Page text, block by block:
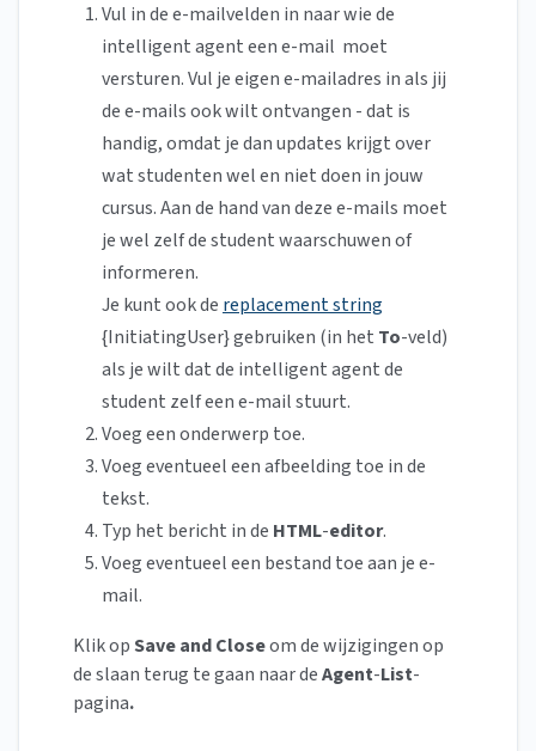
Vul in de e-mailvelden in naar wie de
intelligent agent een e-mail moet
versturen. Vul je eigen e-mailadres in als jij
de e-mails ook wilt ontvangen - dat is
handig, omdat je dan updates krijgt over
wat studenten wel en niet doen in jouw
cursus. Aan de hand van deze e-mails moet
je wel zelf de student waarschuwen of
informeren.
Je kunt ook de replacement string
{InitiatingUser} gebruiken (in het To-veld)
als je wilt dat de intelligent agent de
student zelf een e-mail stuurt.
Voeg een onderwerp toe.
Voeg eventueel een afbeelding toe in de
tekst.
Typ het bericht in de HTML-editor.
Voeg eventueel een bestand toe aan je e-
mail.
Klik opSave and Closeom de wijzigingen op
de slaan terug te gaan naar deAgent-List-
pagina.